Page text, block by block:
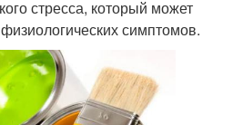
стресса, который может
симптомов.